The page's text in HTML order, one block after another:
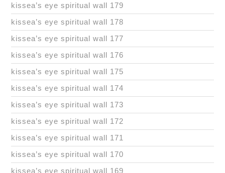
kissea’s eye spiritual wall 179
kissea’s eye spiritual wall 178
kissea’s eye spiritual wall 177
kissea’s eye spiritual wall 176
kissea’s eye spiritual wall 175
kissea’s eye spiritual wall 174
kissea’s eye spiritual wall 173
kissea’s eye spiritual wall 172
kissea’s eye spiritual wall 171
kissea’s eye spiritual wall 170
kissea’s eye spiritual wall 169